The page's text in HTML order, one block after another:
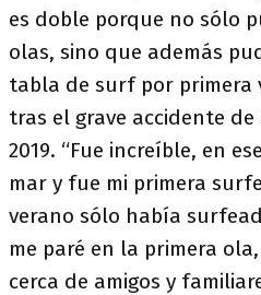
es doble porque no sólo
olas, sino que además
tabla de surf por primera
tras el grave accidente
2019. “Fue increíble, en
mar y fue mi primera
verano sólo había
me paré en la primera
cerca de amigos y